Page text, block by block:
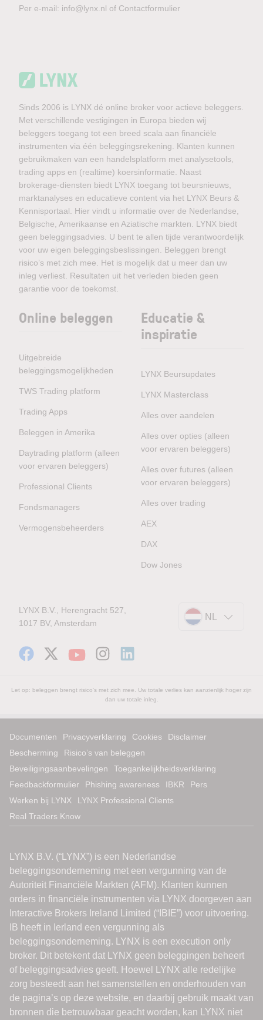
Per e-mail: info@lynx.nl of Contactformulier
Sinds 2006 is LYNX dé online broker voor actieve beleggers.
Met verschillende vestigingen in Europa bieden wij
beleggers toegang tot een breed scala aan financiële
instrumenten via één beleggingsrekening. Klanten kunnen
gebruikmaken van een handelsplatform met analysetools,
trading apps en (realtime) koersinformatie. Naast
brokerage-diensten biedt LYNX toegang tot beursnieuws,
marktanalyses en educatieve content via het LYNX Beurs &
Kennisportaal. Hier vindt u informatie over de Nederlandse,
Belgische, Amerikaanse en Aziatische markten. LYNX biedt
geen beleggingsadvies. U bent te allen tijde verantwoordelijk
voor uw eigen beleggingsbeslissingen. Beleggen brengt
risico’s met zich mee. Het is mogelijk dat u meer dan uw
inleg verliest. Resultaten uit het verleden bieden geen
garantie voor de toekomst.
Online beleggen
Uitgebreide
beleggingsmogelijkheden
TWS Trading platform
Trading Apps
Beleggen in Amerika
Daytrading platform (alleen
voor ervaren beleggers)
Professional Clients
Fondsmanagers
Vermogensbeheerders
Educatie &
inspiratie
LYNX Beursupdates
LYNX Masterclass
Alles over aandelen
Alles over opties (alleen
voor ervaren beleggers)
Alles over futures (alleen
voor ervaren beleggers)
Alles over trading
AEX
DAX
Dow Jones
LYNX B.V., Herengracht 527,
1017 BV, Amsterdam
NL
Let op: beleggen brengt risico's met zich mee. Uw totale verlies kan aanzienlijk hoger zijn
dan uw totale inleg.
Documenten Privacyverklaring Cookies
Disclaimer
Bescherming
Risico’s van beleggen
Beveiligingsaanbevelingen
Toegankelijkheidsverklaring
Feedbackformulier
Phishing awareness IBKR
Pers
Werken bij LYNX
LYNX Professional Clients
Real Traders Know